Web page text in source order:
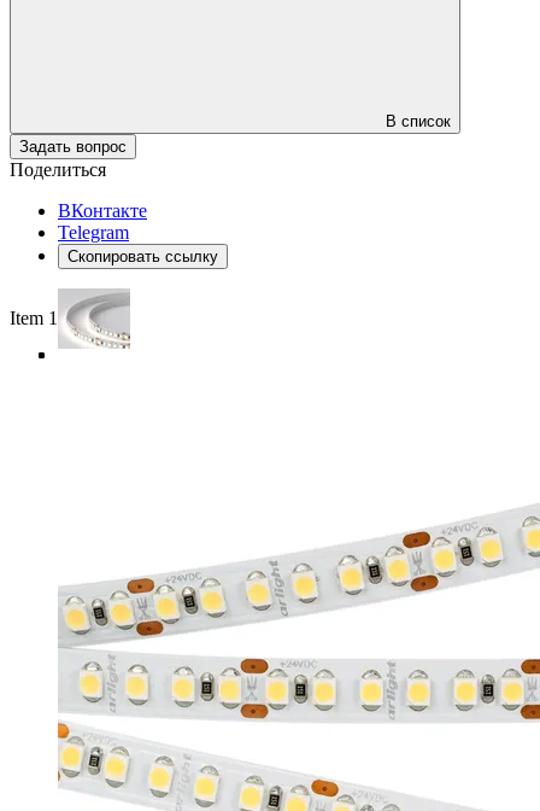
В список
Задать вопрос
Поделиться
ВКонтакте
Telegram
Скопировать ссылку
Item 1 of 4